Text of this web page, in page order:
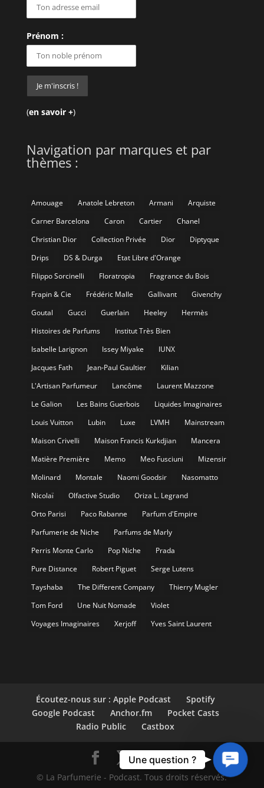
Prénom :
(en savoir +)
Navigation par marques et par
thèmes :
Amouage Anatole Lebreton Armani
Arquiste
Carner Barcelona
Caron Cartier
Chanel
Christian Dior
Collection Privée Dior
Diptyque
Drips
DS & Durga
Etat Libre d'Orange
Filippo Sorcinelli
Floratropia
Fragrance du Bois
Frapin & Cie
Frédéric Malle Gallivant
Givenchy
Goutal
Gucci Guerlain Heeley
Hermès
Histoires de Parfums
Institut Très Bien
Isabelle Larignon
Issey Miyake
IUNX
Jacques Fath
Jean-Paul Gaultier
Kilian
L'Artisan Parfumeur
Lancôme
Laurent Mazzone
Le Galion
Les Bains Guerbois
Liquides Imaginaires
Louis Vuitton
Lubin Luxe LVMH
Mainstream
Maison Crivelli
Maison Francis Kurkdjian
Mancera
Matière Première
Memo Meo Fusciuni
Mizensir
Molinard
Montale Naomi Goodsir
Nasomatto
Nicolaï
Olfactive Studio
Oriza L. Legrand
Orto Parisi
Paco Rabanne
Parfum d'Empire
Parfumerie de Niche
Parfums de Marly
Perris Monte Carlo
Pop Niche
Prada
Pure Distance
Robert Piguet
Serge Lutens
Tayshaba
The Different Company
Thierry Mugler
Tom Ford
Une Nuit Nomade
Violet
Voyages Imaginaires
Xerjoff Yves Saint Laurent
Écoutez-nous sur : Apple Podcast
Spotify
Google Podcast
Anchor.fm
Pocket Casts
Radio Public
Castbox
© La Parfumerie - Podcast. Tous droits réservés.
Contact
Une question ?